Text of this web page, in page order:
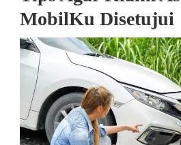
MobilKu Disetujui